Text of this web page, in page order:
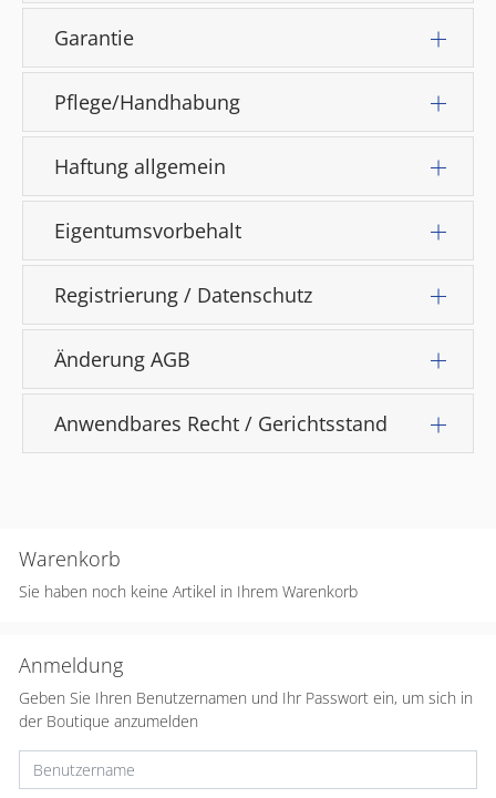
Warenkorb
Sie haben noch keine Artikel in Ihrem Warenkorb
Anmeldung
Geben Sie Ihren Benutzernamen und Ihr Passwort ein, um sich in
der Boutique anzumelden
Garantie
Pflege/Handhabung
Haftung allgemein
Eigentumsvorbehalt
Registrierung / Datenschutz
Änderung AGB
Anwendbares Recht / Gerichtsstand